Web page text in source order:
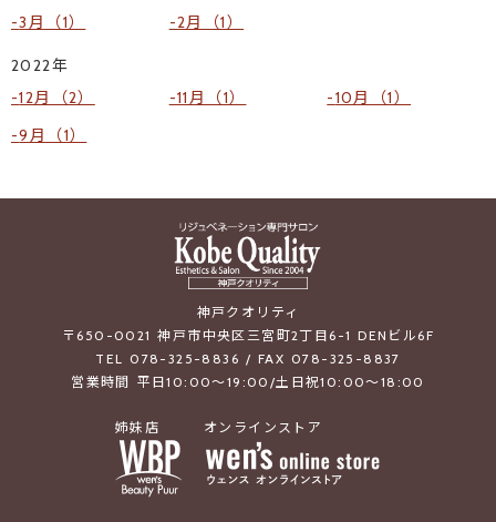
3月（1）
2月（1）
2022年
12月（2）
11月（1）
10月（1）
9月（1）
神戸クオリティ
〒650-0021 神戸市中央区三宮町2丁目6-1 DENビル6F
TEL 078-325-8836 / FAX 078-325-8837
営業時間 平日10:00～19:00/土日祝10:00～18:00
姉妹店 オンラインストア